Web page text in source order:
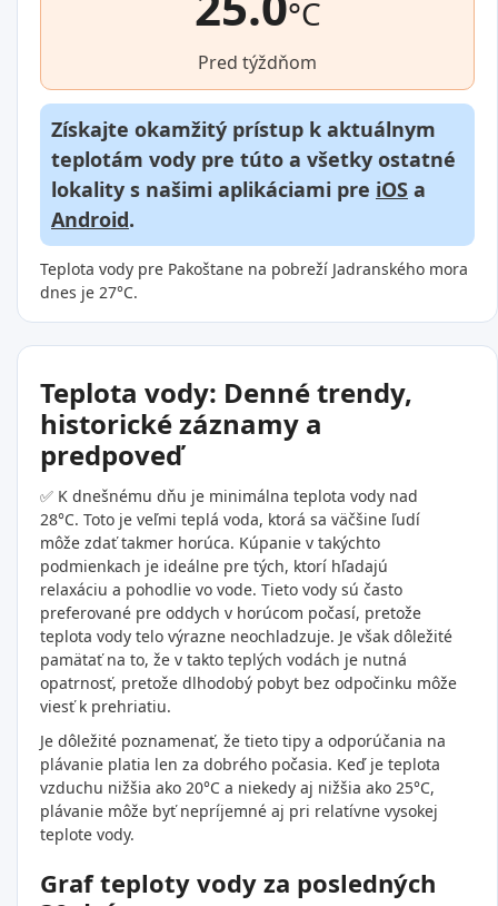
°C
Pred týždňom
Získajte okamžitý prístup k aktuálnym
teplotám vody pre túto a všetky ostatné
lokality s našimi aplikáciami pre iOS a
Android.
Teplota vody pre Pakoštane na pobreží Jadranského mora
dnes je 27°C.
Teplota vody: Denné trendy,
historické záznamy a
predpoveď
✅ K dnešnému dňu je minimálna teplota vody nad
28°C. Toto je veľmi teplá voda, ktorá sa väčšine ľudí
môže zdať takmer horúca. Kúpanie v takýchto
podmienkach je ideálne pre tých, ktorí hľadajú
relaxáciu a pohodlie vo vode. Tieto vody sú často
preferované pre oddych v horúcom počasí, pretože
teplota vody telo výrazne neochladzuje. Je však dôležité
pamätať na to, že v takto teplých vodách je nutná
opatrnosť, pretože dlhodobý pobyt bez odpočinku môže
viesť k prehriatiu.
Je dôležité poznamenať, že tieto tipy a odporúčania na
plávanie platia len za dobrého počasia. Keď je teplota
vzduchu nižšia ako 20°C a niekedy aj nižšia ako 25°C,
plávanie môže byť nepríjemné aj pri relatívne vysokej
teplote vody.
Graf teploty vody za posledných